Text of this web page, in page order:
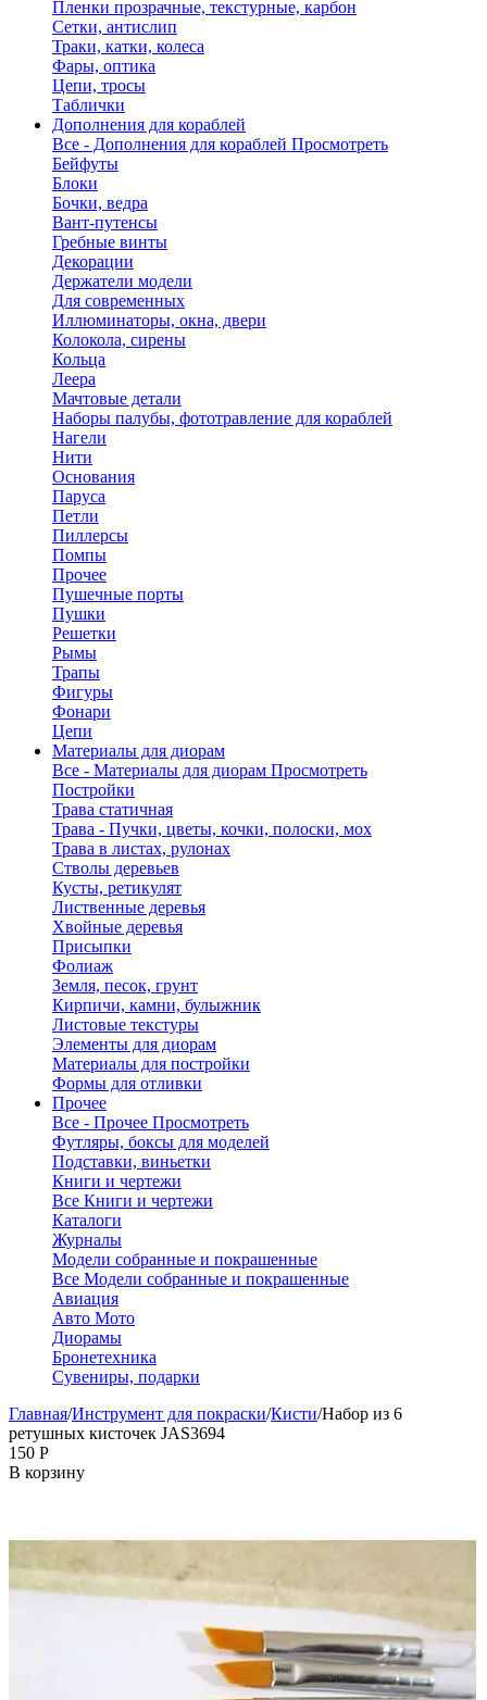
Пленки прозрачные, текстурные, карбон
Сетки, антислип
Траки, катки, колеса
Фары, оптика
Цепи, тросы
Таблички
Дополнения для кораблей
Все - Дополнения для кораблей Просмотреть
Бейфуты
Блоки
Бочки, ведра
Вант-путенсы
Гребные винты
Декорации
Держатели модели
Для современных
Иллюминаторы, окна, двери
Колокола, сирены
Кольца
Леера
Мачтовые детали
Наборы палубы, фототравление для кораблей
Нагели
Нити
Основания
Паруса
Петли
Пиллерсы
Помпы
Прочее
Пушечные порты
Пушки
Решетки
Рымы
Трапы
Фигуры
Фонари
Цепи
Материалы для диорам
Все - Материалы для диорам Просмотреть
Постройки
Трава статичная
Трава - Пучки, цветы, кочки, полоски, мох
Трава в листах, рулонах
Стволы деревьев
Кусты, ретикулят
Лиственные деревья
Хвойные деревья
Присыпки
Фолиаж
Земля, песок, грунт
Кирпичи, камни, булыжник
Листовые текстуры
Элементы для диорам
Материалы для постройки
Формы для отливки
Прочее
Все - Прочее Просмотреть
Футляры, боксы для моделей
Подставки, виньетки
Книги и чертежи
Все Книги и чертежи
Каталоги
Журналы
Модели собранные и покрашенные
Все Модели собранные и покрашенные
Авиация
Авто Мото
Диорамы
Бронетехника
Сувениры, подарки
Главная/Инструмент для покраски/Кисти/Набор из 6
ретушных кисточек JAS3694
‍150‍ Р
В корзину